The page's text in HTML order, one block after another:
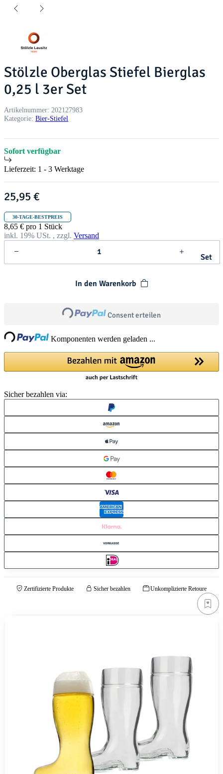
Stölzle Oberglas Stiefel Bierglas
0,25 l 3er Set
Artikelnummer: 202127983
Kategorie: Bier-Stiefel
Sofort verfügbar
Lieferzeit: 1 - 3 Werktage
25,95 €
30-TAGE-BESTPREIS
8,65 € pro 1 Stück
inkl. 19% USt. , zzgl. Versand
Set
In den Warenkorb
Loading... Consent erteilen
Komponenten werden geladen ...
Sicher bezahlen via:
Zertifizierte Produkte Sicher bezahlen Unkomplizierte Retoure